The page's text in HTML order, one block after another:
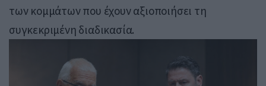
των κομμάτων που έχουν αξιοποιήσει τη
συγκεκριμένη διαδικασία.